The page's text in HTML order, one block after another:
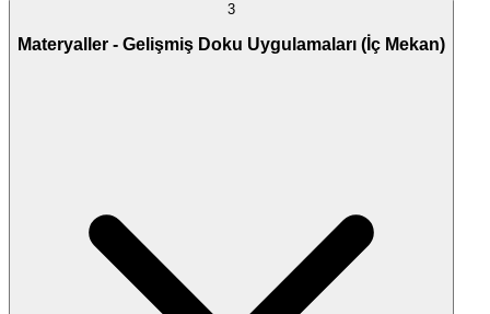
3
Materyaller - Gelişmiş Doku Uygulamaları (İç Mekan)